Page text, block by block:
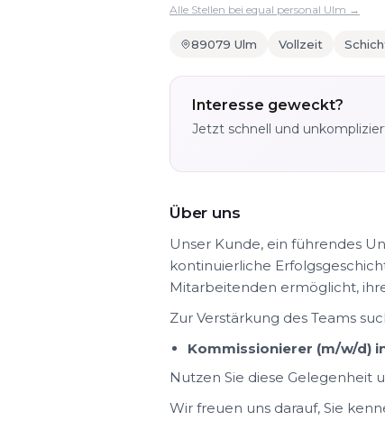
Alle Stellen bei equal personal Ulm →
89079 Ulm Vollzeit
Interesse geweckt?
Jetzt schnell und
Über uns
Unser Kunde, ein führendes
kontinuierliche
Mitarbeitenden ermöglicht,
Zur Verstärkung des Teams
Kommissionierer (m/w/d)
Nutzen Sie diese Gelegenheit
Wir freuen uns darauf, Sie